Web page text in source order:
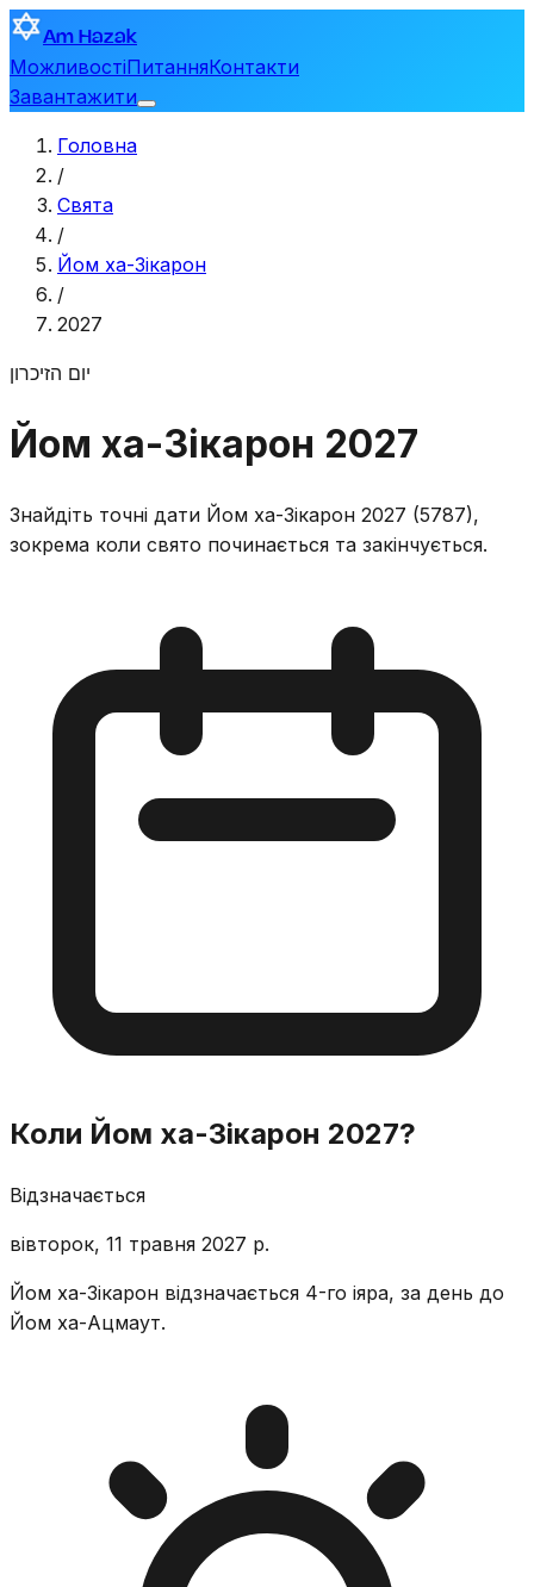
Am Hazak
МожливостіПитанняКонтакти
Завантажити
Головна
/
Свята
/
Йом ха-Зікарон
/
2027
יום הזיכרון
Йом ха-Зікарон 2027
Знайдіть точні дати Йом ха-Зікарон 2027 (5787),
зокрема коли свято починається та закінчується.
Коли Йом ха-Зікарон 2027?
Відзначається
вівторок, 11 травня 2027 р.
Йом ха-Зікарон відзначається 4-го іяра, за день до
Йом ха-Ацмаут.